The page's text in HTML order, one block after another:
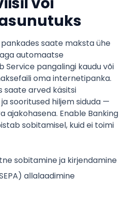
saate maksta ühe
automaatse
Service pangalingi kaudu või
oma internetipanka.
saate arved käsitsi
sooritused hiljem siduda —
ajakohasena. Enable Banking
sobitamisel, kuid ei toimi
sobitamine ja kirjendamine
allalaadimine